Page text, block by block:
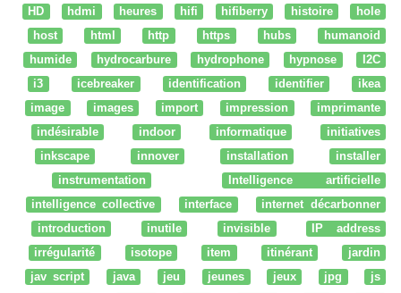
HD
hdmi heures hifi hifiberry histoire
hole
host
html http https hubs
humanoid
humide
hydrocarbure hydrophone hypnose
I2C
i3
icebreaker identification identifier
ikea
image
images import impression
imprimante
indésirable
indoor informatique
initiatives
inkscape
innover installation
installer
instrumentation
Intelligence artificielle
intelligence collective
interface
internet décarbonner
introduction
inutile invisible
IP address
irrégularité
isotope item itinérant
jardin
jav script
java jeu jeunes jeux jpg
js